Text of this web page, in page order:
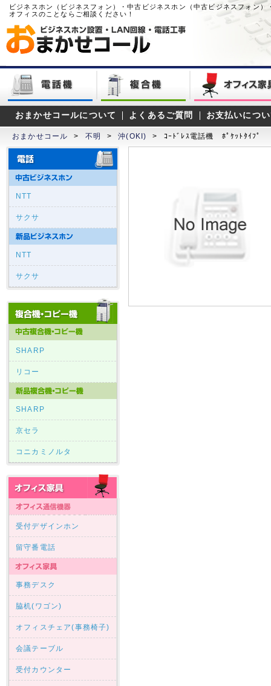
ビジネスホン（ビジネスフォン）・中古ビジネスホン（中古ビジネスフォン
オフィスのことならご相談ください！
おまかせコールについて よくあるご質問 お支払いにつ
おまかせコール > 不明 > 沖(OKI) > ｺｰﾄﾞﾚｽ電話機 ﾎﾟｹｯﾄﾀｲﾌﾟ
NTT
サクサ
NTT
サクサ
SHARP
リコー
SHARP
京セラ
コニカミノルタ
受付デザインホン
留守番電話
事務デスク
脇机(ワゴン)
オフィスチェア(事務椅子)
会議テーブル
受付カウンター